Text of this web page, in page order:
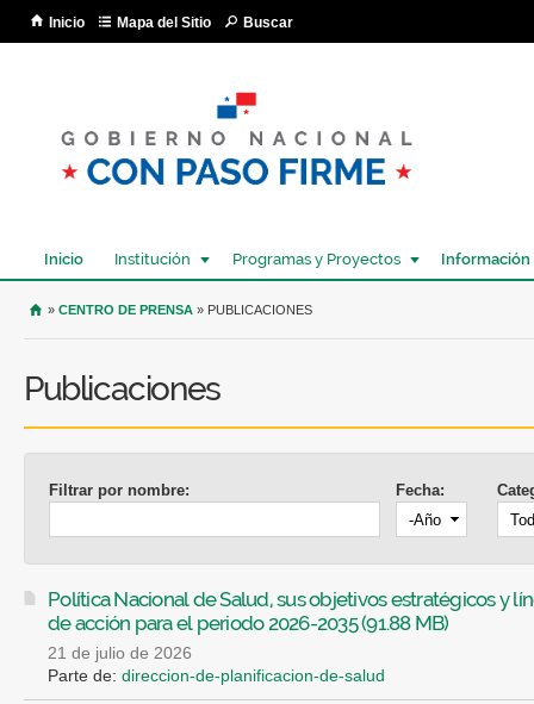
Inicio Mapa del Sitio Buscar
Inicio Institución Programas y Proyectos Información
USTED SE ENCUENTRA AQUÍ
» CENTRO DE PRENSA » PUBLICACIONES
Publicaciones
Filtrar por nombre:
Fecha:
Año
Política Nacional de Salud, sus objetivos estratégicos y
de acción para el periodo 2026-2035 (91.88 MB)
21 de julio de 2026
Parte de: direccion-de-planificacion-de-salud